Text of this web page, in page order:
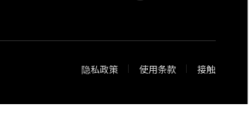
隐私政策 使用条款 接触